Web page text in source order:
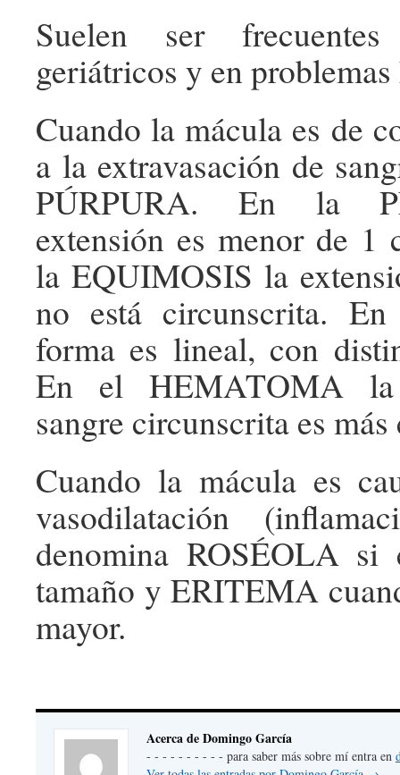
Suelen ser
geriátricos y en
Cuando la mácula es de
a la extravasación de
PÚRPURA. En la
extensión es menor de 1
la EQUIMOSIS la
no está circunscrita.
forma es lineal, con
En el HEMATOMA
sangre circunscrita es más
Cuando la mácula es
vasodilatación
denomina ROSÉOLA si
tamaño y ERITEMA
mayor.
Acerca de Domingo García
- - - - - - - - - - para saber más sobre mí entra en